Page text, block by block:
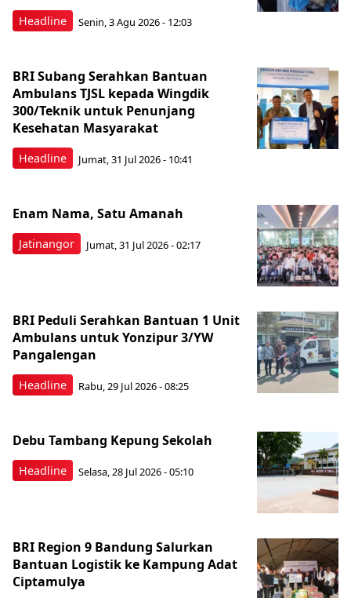
Headline Senin, 3 Agu 2026 - 12:03
Headline
BRI Subang Serahkan Bantuan
Ambulans TJSL kepada Wingdik
300/Teknik untuk Penunjang
Kesehatan Masyarakat ​
Jumat, 31 Jul 2026 - 10:41
Jatinangor
Enam Nama, Satu Amanah
Jumat, 31 Jul 2026 - 02:17
Headline
BRI Peduli Serahkan Bantuan 1 Unit
Ambulans untuk Yonzipur 3/YW
Pangalengan
Rabu, 29 Jul 2026 - 08:25
Headline
Debu Tambang Kepung Sekolah
Selasa, 28 Jul 2026 - 05:10
BRI Region 9 Bandung Salurkan
Bantuan Logistik ke Kampung Adat
Ciptamulya